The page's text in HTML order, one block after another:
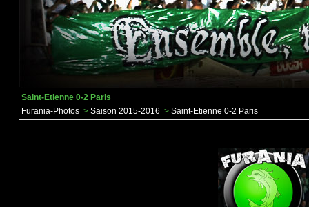
Saint-Etienne 0-2 Paris
Furania-Photos > Saison 2015-2016 > Saint-Etienne 0-2 Paris